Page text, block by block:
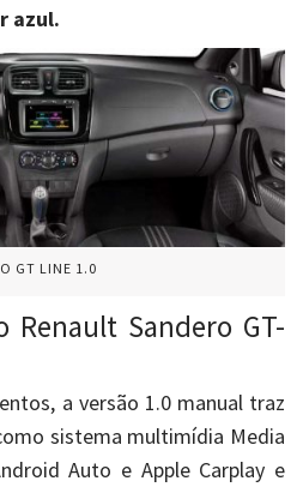
azul.
GT LINE 1.0
Renault Sandero GT-
a versão 1.0 manual traz
sistema multimídia Media
Auto e Apple Carplay e